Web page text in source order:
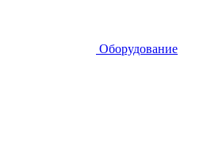
Оборудование